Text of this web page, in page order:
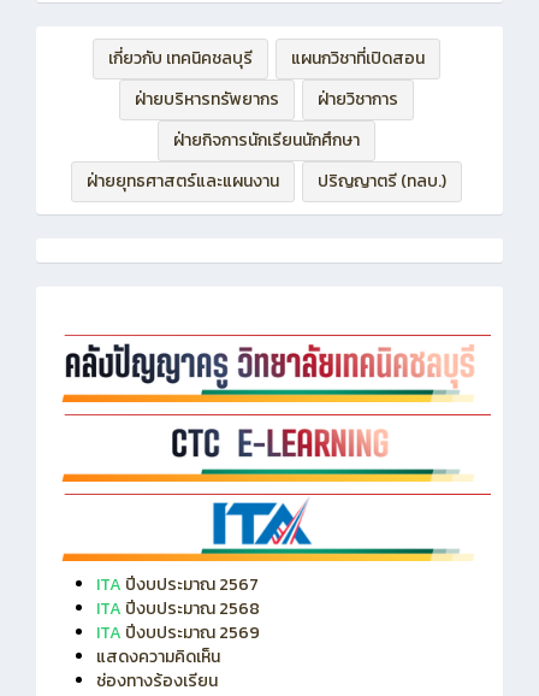
เกี่ยวกับ เทคนิคชลบุรี
แผนกวิชาที่เปิดสอน
ฝ่ายบริหารทรัพยากร
ฝ่ายวิชาการ
ฝ่ายกิจการนักเรียนนักศึกษา
ฝ่ายยุทธศาสตร์และแผนงาน
ปริญญาตรี (ทลบ.)
ITA ปีงบประมาณ 2567
ITA ปีงบประมาณ 2568
ITA ปีงบประมาณ 2569
แสดงความคิดเห็น
ช่องทางร้องเรียน